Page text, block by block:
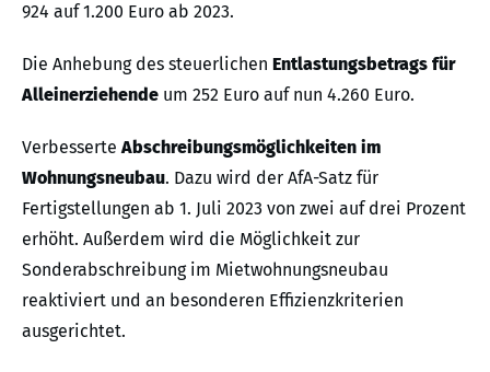
924 auf 1.200 Euro ab 2023.
Die Anhebung des steuerlichen Entlastungsbetrags für
Alleinerziehende um 252 Euro auf nun 4.260 Euro.
VerbesserteAbschreibungsmöglichkeiten im
Wohnungsneubau. Dazu wird der AfA-Satz für
Fertigstellungen ab 1. Juli 2023 von zwei auf drei Prozent
erhöht. Außerdem wird die Möglichkeit zur
Sonderabschreibung im Mietwohnungsneubau
reaktiviert und an besonderen Effizienzkriterien
ausgerichtet.